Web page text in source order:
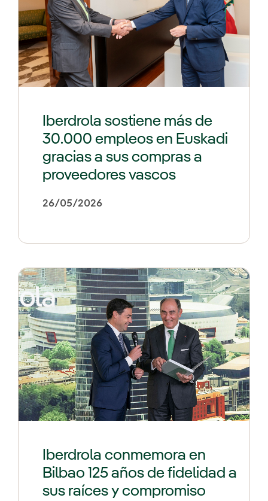
Iberdrola sostiene más de
30.000 empleos en Euskadi
gracias a sus compras a
proveedores vascos
26/05/2026
Iberdrola conmemora en
Bilbao 125 años de fidelidad a
sus raíces y compromiso